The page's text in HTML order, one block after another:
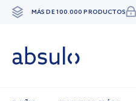
Ir
MÁS DE 100.000 PRODUCTOS